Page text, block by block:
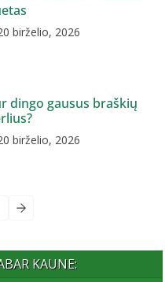
birželio, 2026
dingo gausus braškių
birželio, 2026
KAUNE: